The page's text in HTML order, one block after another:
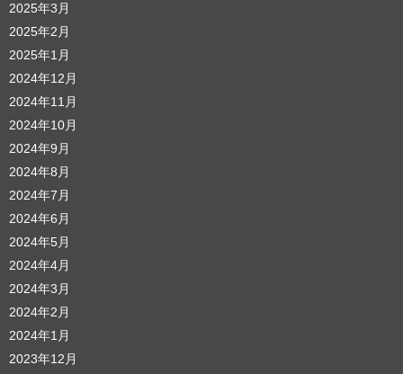
2025年3月
2025年2月
2025年1月
2024年12月
2024年11月
2024年10月
2024年9月
2024年8月
2024年7月
2024年6月
2024年5月
2024年4月
2024年3月
2024年2月
2024年1月
2023年12月